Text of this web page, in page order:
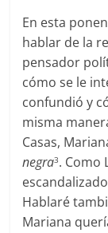
En esta
hablar de la
pensador
cómo se le
confundió y
misma
Casas,
negra3. Como
Hablaré
Mariana